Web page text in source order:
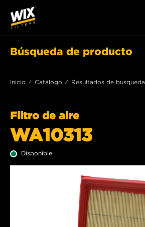
Búsqueda de producto
Inicio Catálogo Resultados de busqueda
Filtro de aire
WA10313
Disponible